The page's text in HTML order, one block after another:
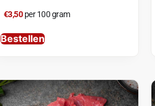
€3,50per 100 gram
Bestellen